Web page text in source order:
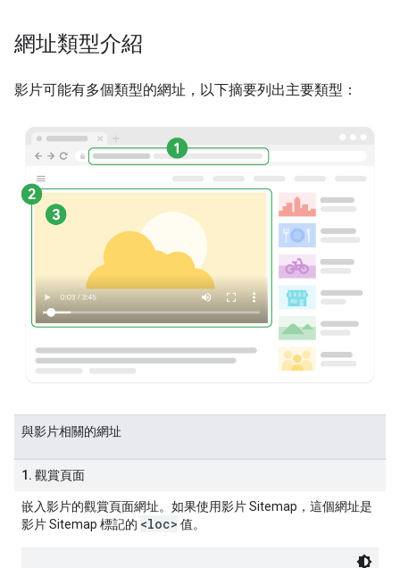
網址類型介紹
影片可能有多個類型的網址，以下摘要列出主要類型：
與影片相關的網址
1. 觀賞頁面
嵌入影片的觀賞頁面網址。如果使用影片 Sitemap，這個網址是
影片 Sitemap 標記的 <loc> 值。